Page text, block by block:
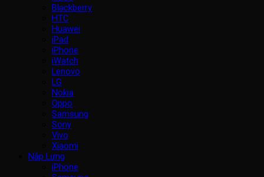
Blackberry
HTC
Huawei
iPad
iPhone
iWatch
Lenovo
LG
Nokia
Oppo
Samsung
Sony
Vivo
Xiaomi
Nắp Lưng
iPhone